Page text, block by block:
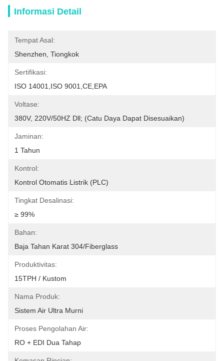
Informasi Detail
Tempat Asal:
Shenzhen, Tiongkok
Sertifikasi:
ISO 14001,ISO 9001,CE,EPA
Voltase:
380V, 220V/50HZ Dll; (Catu Daya Dapat Disesuaikan)
Jaminan:
1 Tahun
Kontrol:
Kontrol Otomatis Listrik (PLC)
Tingkat Desalinasi:
≥ 99%
Bahan:
Baja Tahan Karat 304/Fiberglass
Produktivitas:
15TPH / Kustom
Nama Produk:
Sistem Air Ultra Murni
Proses Pengolahan Air:
RO + EDI Dua Tahap